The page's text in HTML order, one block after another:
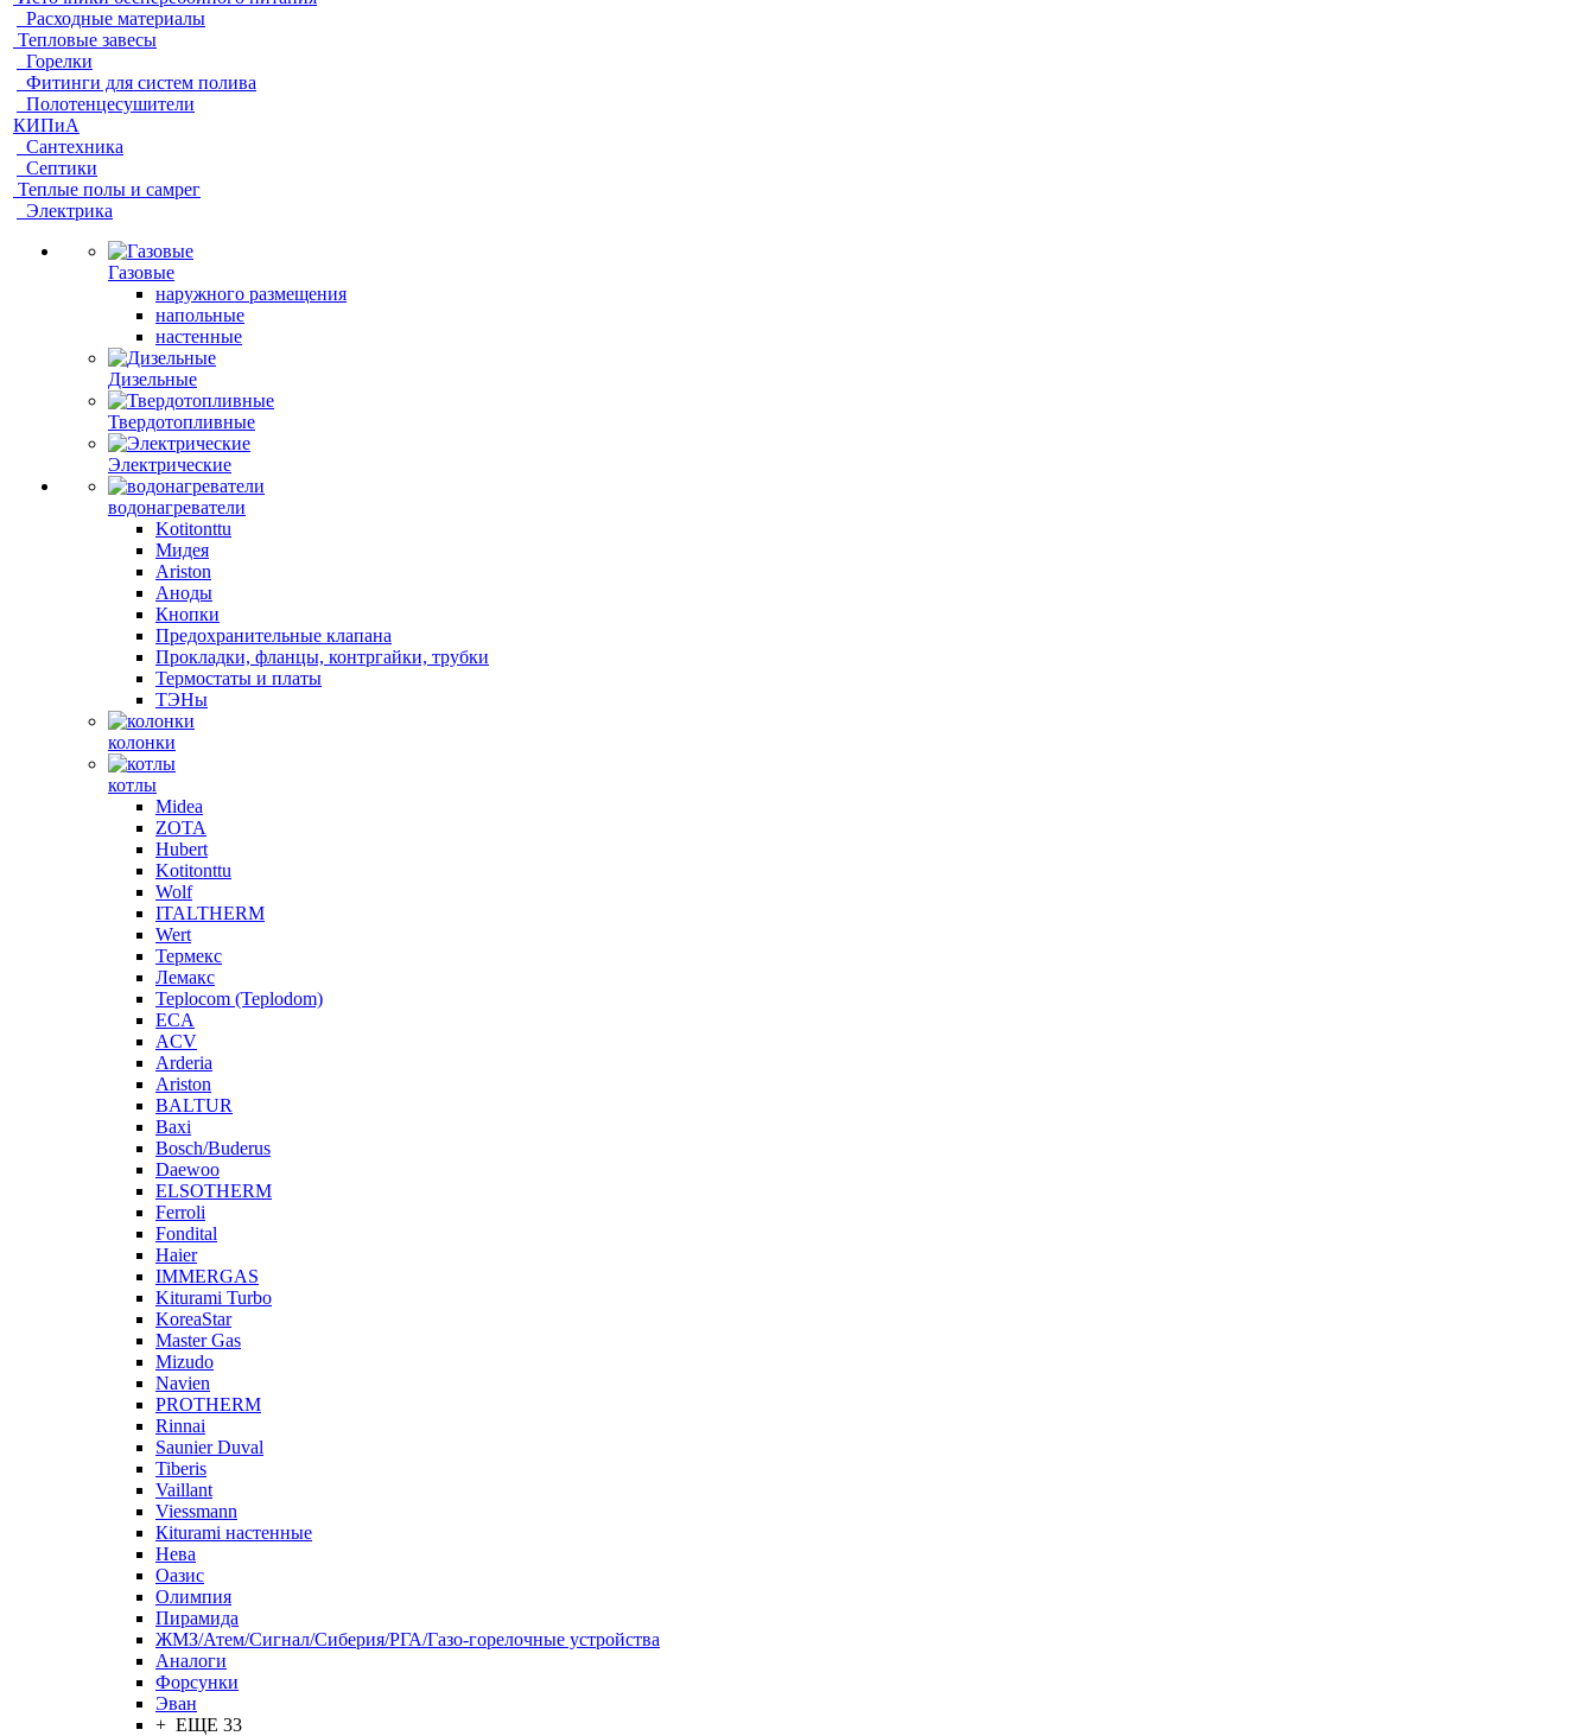
Расходные материалы
Тепловые завесы
Горелки
Фитинги для систем полива
Полотенцесушители
КИПиА
Сантехника
Септики
Теплые полы и самрег
Электрика
Газовые
наружного размещения
напольные
настенные
Дизельные
Твердотопливные
Электрические
водонагреватели
Kotitonttu
Мидея
Ariston
Аноды
Кнопки
Предохранительные клапана
Прокладки, фланцы, контргайки, трубки
Термостаты и платы
ТЭНы
колонки
котлы
Midea
ZOTA
Hubert
Kotitonttu
Wolf
ITALTHERM
Wert
Термекс
Лемакс
Teplocom (Teplodom)
ECA
ACV
Arderia
Ariston
BALTUR
Baxi
Bosch/Buderus
Daewoo
ELSOTHERM
Ferroli
Fondital
Haier
IMMERGAS
Kiturami Turbo
KoreaStar
Master Gas
Mizudo
Navien
PROTHERM
Rinnai
Saunier Duval
Tiberis
Vaillant
Viessmann
Кiturami настенные
Нева
Оазис
Олимпия
Пирамида
ЖМЗ/Атем/Сигнал/Сиберия/РГА/Газо-горелочные устройства
Aналоги
Форсунки
Эван
+ ЕЩЕ 33